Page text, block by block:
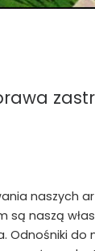
naszych
są naszą
Odnośniki do